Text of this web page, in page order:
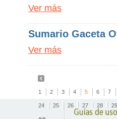
Ver más
Sumario Gaceta
Ver más
1 2 3 4 5 6 7
24 25 26 27 28 29